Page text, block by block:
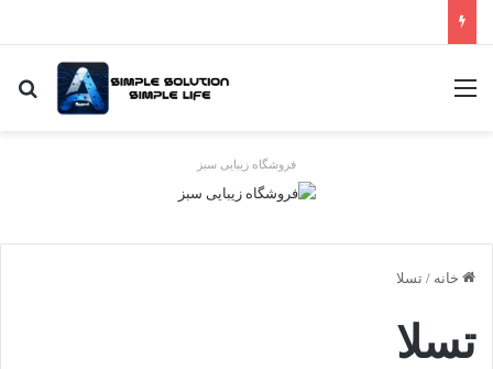
فروشگاه زیبایی سبز
خانه / تسلا
تسلا